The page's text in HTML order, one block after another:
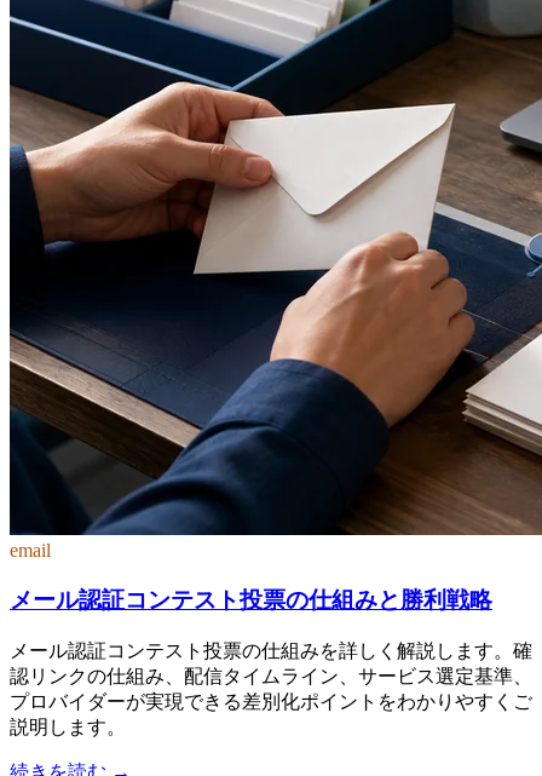
email
メール認証コンテスト投票の仕組みと勝利戦略
メール認証コンテスト投票の仕組みを詳しく解説します。確
認リンクの仕組み、配信タイムライン、サービス選定基準、
プロバイダーが実現できる差別化ポイントをわかりやすくご
説明します。
続きを読む →